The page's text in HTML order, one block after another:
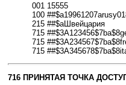
001 15555
100
215 ##$aШвейцария
715
715
715
716 ПРИНЯТАЯ ТОЧКА